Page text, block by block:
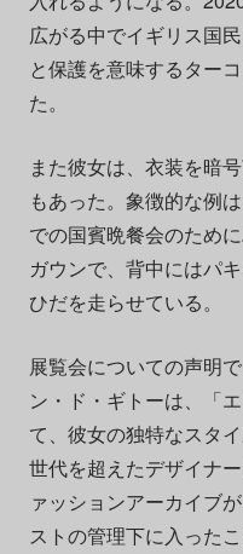
広がる中でイギリス国
と保護を意味するター
た。
また彼女は、衣装を暗
もあった。象徴的な例
での国賓晩餐会のため
ガウンで、背中にはパ
ひだを走らせている。
展覧会についての声明
ン・ド・ギトーは、「
て、彼女の独特なスタ
世代を超えたデザイナ
ァッションアーカイブ
ストの管理下に入った